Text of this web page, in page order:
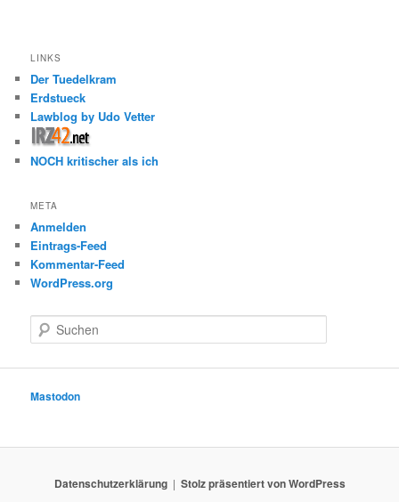
LINKS
Der Tuedelkram
Erdstueck
Lawblog by Udo Vetter
NOCH kritischer als ich
META
Anmelden
Eintrags-Feed
Kommentar-Feed
WordPress.org
u
e
Mastodon
Datenschutzerklärung Stolz präsentiert von WordPress